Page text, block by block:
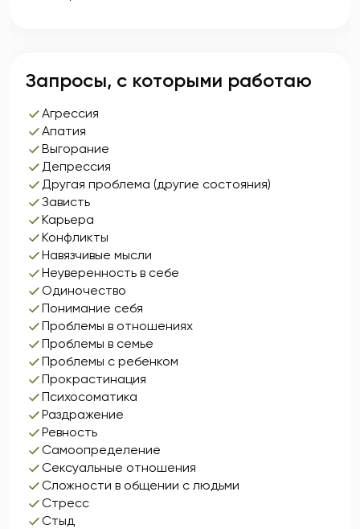
Запросы, с которыми работаю
Агрессия
Апатия
Выгорание
Депрессия
Другая проблема (другие состояния)
Зависть
Карьера
Конфликты
Навязчивые мысли
Неуверенность в себе
Одиночество
Понимание себя
Проблемы в отношениях
Проблемы в семье
Проблемы с ребенком
Прокрастинация
Психосоматика
Раздражение
Ревность
Самоопределение
Сексуальные отношения
Сложности в общении с людьми
Стресс
Стыд